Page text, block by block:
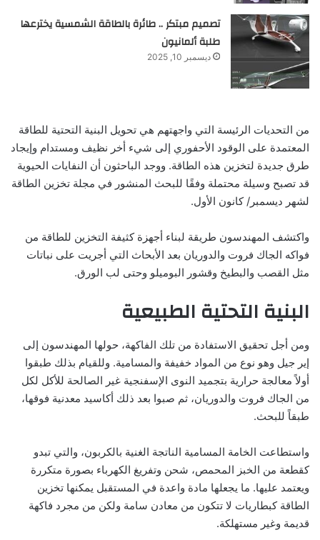
تصميم مبتكر .. طائرة بالطاقة الشمسية يخترعها
طلبة ألمانيون
ديسمبر 10, 2025
من التحديات الرئيسة التي واجهتهم هي تحويل البنية التحتية للطاقة
المعتمدة على الوقود الأحفوري إلى شيء أخر نظيف ومستدام وإيجاد
طرق جديدة لتخزين هذه الطاقة. ووجد الباحثون أن النفايات الحيوية
قد تصبح وسيلة محتملة وفقًا للبحث المنشور في مجلة تخزين الطاقة
لشهر ديسمبر/ كانون الأول.
واكتشف المهندسون طريقة لبناء أجهزة كثيفة التخزين للطاقة من
فواكه الجاك فروت والدوريان بعد الأبحاث التي أجريت على نباتات
مثل القصب والبطيخ وقشور البوميلو وحتى لب الورق.
البنية التحتية الطبيعية
ومن أجل تحقيق الاستفادة من تلك الفاكهة، حولها المهندسون إلى
إير جيل وهو نوع من المواد خفيفة والمسامية. وللقيام بذلك طبقوا
أولاً معالجة حرارية بتجميد النوى الإسفنجية غير الصالحة للأكل لكل
من الجاك فروت والدوريان، ثم صبوا بعد ذلك أكاسيد معدنية فوقها،
طبقاً للبحث.
واستطاعت الخامة المسامية الناتجة الغنية بالكربون، والتي تبدو
كقطعة من الخبز المحمص، شحن وتفريغ الكهرباء بصورة متكررة
ويعتمد عليها. ما يجعلها مادة واعدة في المستقبل يمكنها تخزين
الطاقة كبطاريات لا تتكون من معادن سامة ولكن من مجرد فاكهة
قديمة وغير مستهلكة.